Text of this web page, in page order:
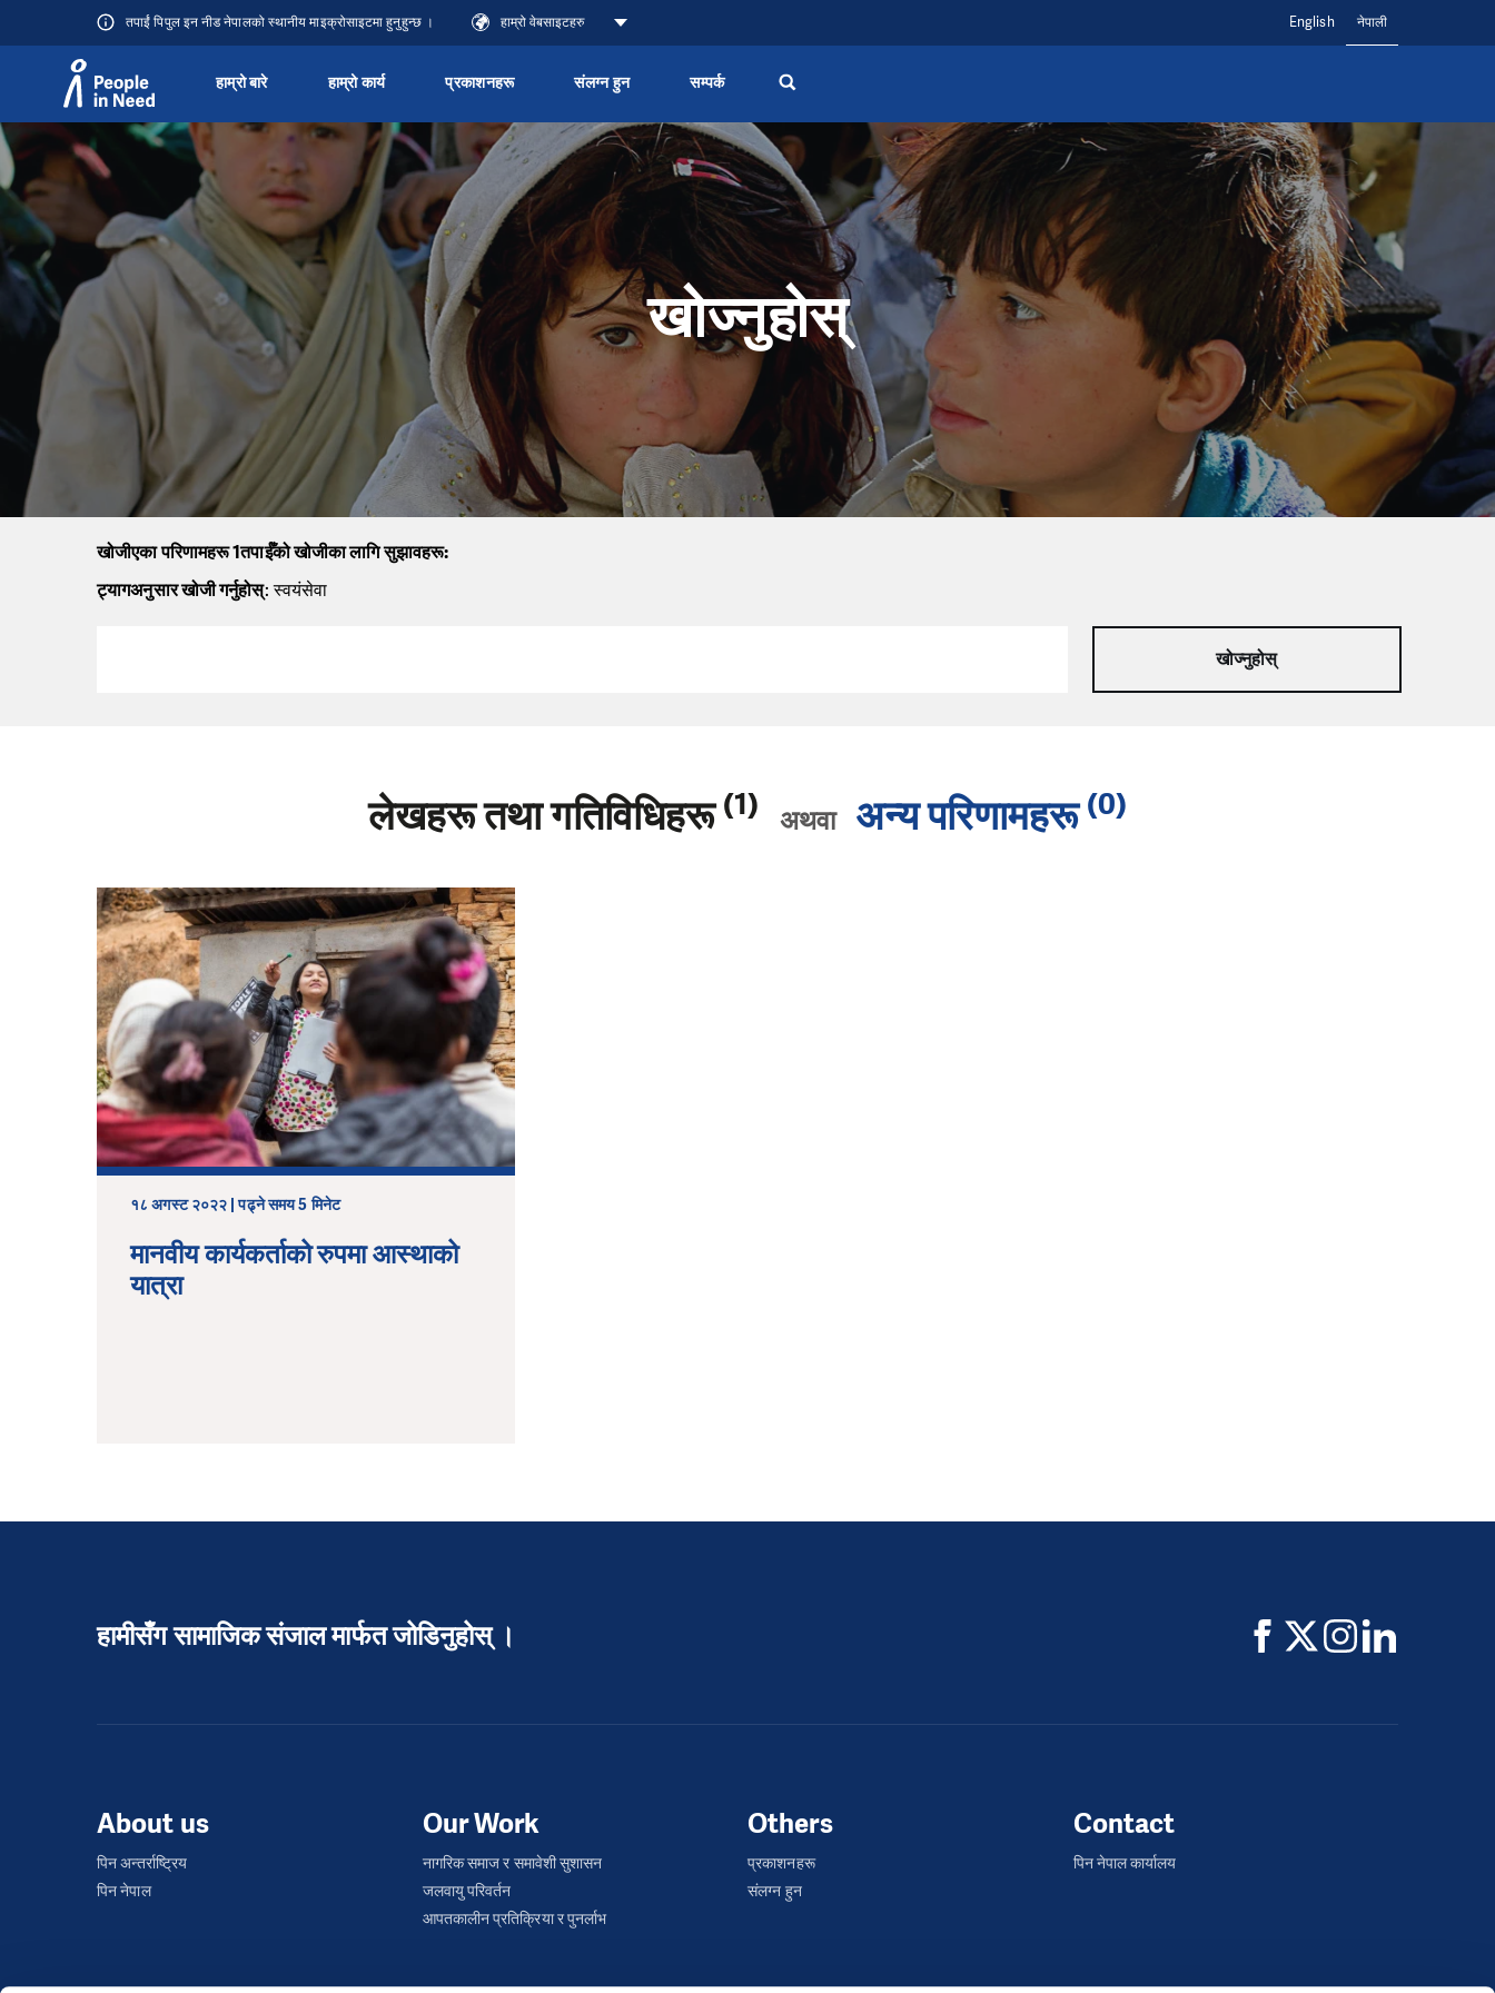
Přeskočit na obsah
तपाईं पिपुल इन नीड नेपालको स्थानीय माइक्रोसाइटमा हुनुहुन्छ । हाम्रो वेबसाइटहरु English नेपाली
हाम्रो बारे हाम्रो कार्य प्रकाशनहरू संलग्न हुन सम्पर्क
खोज्नुहोस्
खोजीएका परिणामहरू 1तपाईँको खोजीका लागि सुझावहरू:
ट्यागअनुसार खोजी गर्नुहोस्: स्वयंसेवा
लेखहरू तथा गतिविधिहरू (1) अथवा अन्य परिणामहरू (0)
१८ अगस्ट २०२२ | पढ्ने समय 5 मिनेट
मानवीय कार्यकर्ताको रुपमा आस्थाको
यात्रा
हामीसँग सामाजिक संजाल मार्फत जोडिनुहोस् ।
About us
पिन अन्तर्राष्ट्रिय
पिन नेपाल
Our Work
नागरिक समाज र समावेशी सुशासन
जलवायु परिवर्तन
आपतकालीन प्रतिक्रिया र पुनर्लाभ
Others
प्रकाशनहरू
संलग्न हुन
Contact
पिन नेपाल कार्यालय